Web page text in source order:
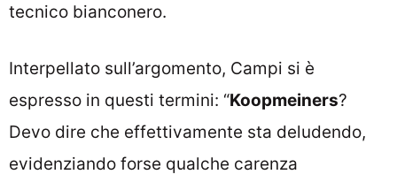
tecnico bianconero.
Interpellato sull’argomento, Campi si è
espresso in questi termini: “Koopmeiners?
Devo dire che effettivamente sta deludendo,
evidenziando forse qualche carenza